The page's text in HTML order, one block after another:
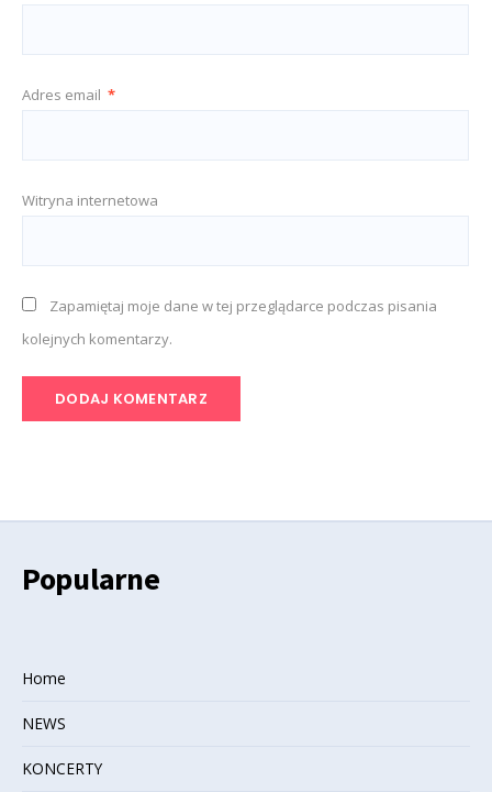
Adres email *
Witryna internetowa
Zapamiętaj moje dane w tej przeglądarce podczas pisania
kolejnych komentarzy.
Popularne
Home
NEWS
KONCERTY